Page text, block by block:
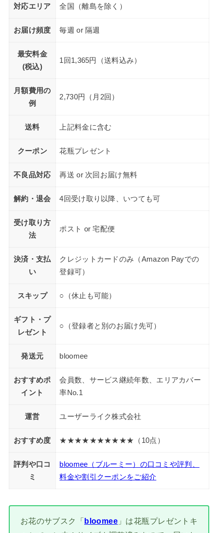
対応エリア 全国（離島を除く）
お届け頻度 毎週 or 隔週
最安料金
(税込)
1回1,365円（送料込み）
月額費用の
例
2,730円（月2回）
送料 上記料金に含む
クーポン 花瓶プレゼント
不良品対応 再送 or 次回お届け無料
解約・退会 4回受け取り以降、いつても可
受け取り方
法
ポスト or 宅配便
決済・支払
い
クレジットカードのみ（Amazon Payでの
登録可）
スキップ ○（休止も可能）
ギフト・プ
レゼント
○（登録者と別のお届け先可）
発送元 bloomee
おすすめポ
イント
会員数、サービス継続年数、エリアカバー
率No.1
運営 ユーザーライク株式会社
おすすめ度 ★★★★★★★★★★（10点）
評判や口コ
ミ
bloomee（ブルーミー）の口コミや評判、
料金や割引クーポンをご紹介
お花のサブスク「 bloomee 」は花瓶プレゼントキ